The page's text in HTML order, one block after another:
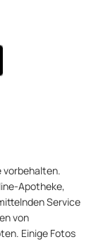
vorbehalten.
Apotheke,
Service
von
Einige Fotos